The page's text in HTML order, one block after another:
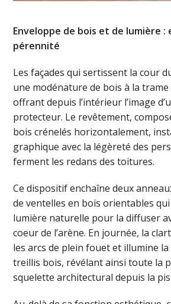
Enveloppe de bois et de lumière
pérennité
Les façades qui sertissent la cour
une modénature de bois à la
offrant depuis l’intérieur l’image
protecteur. Le revêtement,
bois crénelés horizontalement,
graphique avec la légèreté des
ferment les redans des toitures.
Ce dispositif enchaîne deux
de ventelles en bois orientables
lumière naturelle pour la diffuser
coeur de l’arène. En journée, la
les arcs de plein fouet et illumine
treillis bois, révélant ainsi toute la
squelette architectural depuis la